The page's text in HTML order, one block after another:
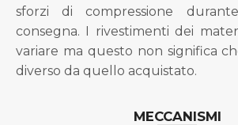
sforzi di compressione
consegna. I rivestimenti dei
variare ma questo non significa
diverso da quello acquistato.
MECCANISMI